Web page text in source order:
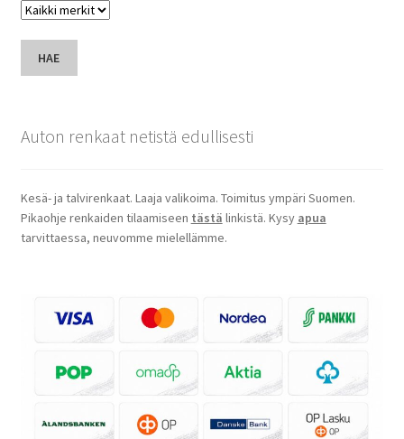
HAE
Auton renkaat netistä edullisesti
Kesä- ja talvirenkaat. Laaja valikoima. Toimitus ympäri Suomen.
Pikaohje renkaiden tilaamiseen tästä linkistä. Kysy apua
tarvittaessa, neuvomme mielellämme.